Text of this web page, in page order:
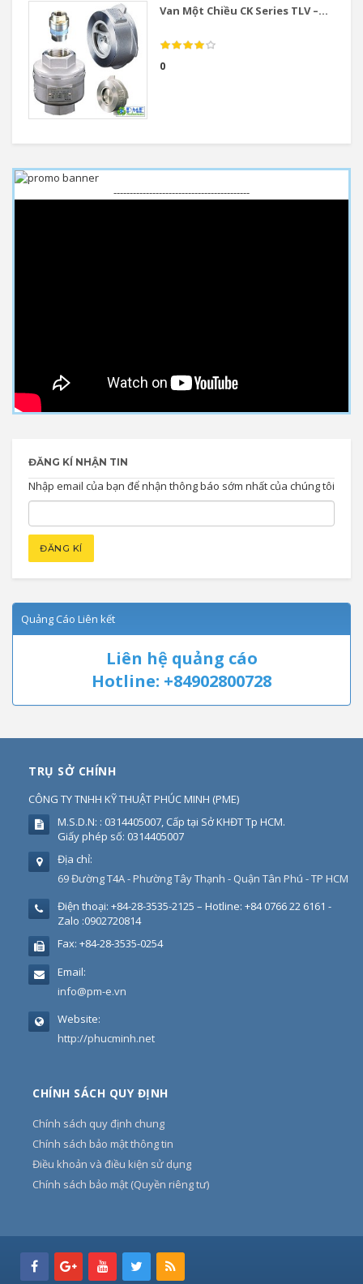
Van Một Chiều CK Series TLV –...
0
------------------------------------------
ĐĂNG KÍ NHẬN TIN
Nhập email của bạn để nhận thông báo sớm nhất của chúng tôi
Quảng Cáo Liên kết
Liên hệ quảng cáo
Hotline: +84902800728
TRỤ SỞ CHÍNH
CÔNG TY TNHH KỸ THUẬT PHÚC MINH (PME)
M.S.D.N: : 0314405007, Cấp tại Sở KHĐT Tp HCM.
Giấy phép số: 0314405007
Địa chỉ:
69 Đường T4A - Phường Tây Thạnh - Quận Tân Phú - TP HCM
Điện thoại: +84-28-3535-2125 – Hotline: +84 0766 22 6161 -
Zalo :0902720814
Fax: +84-28-3535-0254
Email:
info@pm-e.vn
Website:
http://phucminh.net
CHÍNH SÁCH QUY ĐỊNH
Chính sách quy định chung
Chính sách bảo mật thông tin
Điều khoản và điều kiện sử dụng
Chính sách bảo mật (Quyền riêng tư)